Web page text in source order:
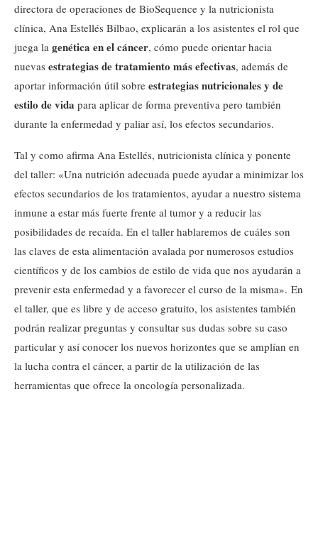
directora de operaciones de BioSequence y la nutricionista
clínica, Ana Estellés Bilbao, explicarán a los asistentes el rol que
juega la genética en el cáncer, cómo puede orientar hacia
nuevas estrategias de tratamiento más efectivas, además de
aportar información útil sobre estrategias nutricionales y de
estilo de vida para aplicar de forma preventiva pero también
durante la enfermedad y paliar así, los efectos secundarios.
Tal y como afirma Ana Estellés, nutricionista clínica y ponente
del taller: «Una nutrición adecuada puede ayudar a minimizar los
efectos secundarios de los tratamientos, ayudar a nuestro sistema
inmune a estar más fuerte frente al tumor y a reducir las
posibilidades de recaída. En el taller hablaremos de cuáles son
las claves de esta alimentación avalada por numerosos estudios
científicos y de los cambios de estilo de vida que nos ayudarán a
prevenir esta enfermedad y a favorecer el curso de la misma». En
el taller, que es libre y de acceso gratuito, los asistentes también
podrán realizar preguntas y consultar sus dudas sobre su caso
particular y así conocer los nuevos horizontes que se amplían en
la lucha contra el cáncer, a partir de la utilización de las
herramientas que ofrece la oncología personalizada.